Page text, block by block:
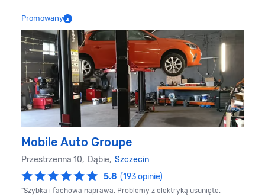
Promowany
Mobile Auto Groupe
Przestrzenna 10, Dąbie, Szczecin
5.8 (193 opinie)
"Szybka i fachowa naprawa. Problemy z elektryką usunięte.